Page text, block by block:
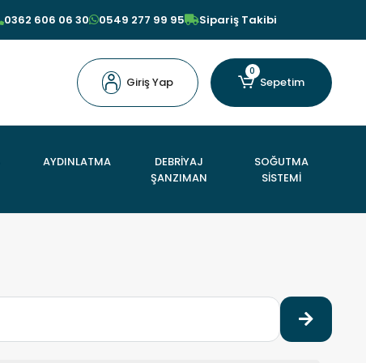
0362 606 06 30 0549 277 99 95 Sipariş Takibi
Giriş Yap
0
Sepetim
AYDINLATMA
DEBRİYAJ
ŞANZIMAN
SOĞUTMA
SİSTEMİ